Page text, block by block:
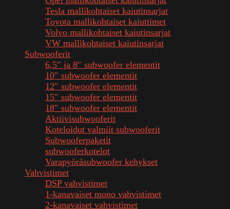
Tesla mallikohtaiset kaiutinsarjat
Toyota mallikohtaiset kaiuttimet
Volvo mallikohtaiset kaiutinsarjat
VW mallikohtaiset kaiutinsarjat
Subwooferit
6,5″ ja 8″ subwoofer elementit
10″ subwoofer elementit
12″ subwoofer elementit
15″ subwoofer elementit
18″ subwoofer elementit
Aktiivisubwooferit
Koteloidut valmiit subwooferit
Subwooferpaketit
subwooferkotelot
Varapyöräsubwoofer kehykset
Vahvistimet
DSP vahvistimet
1-kanavaiset mono vahvistimet
2-kanavaiset vahvistimet